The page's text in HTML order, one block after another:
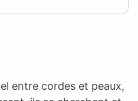
entre cordes et peaux,